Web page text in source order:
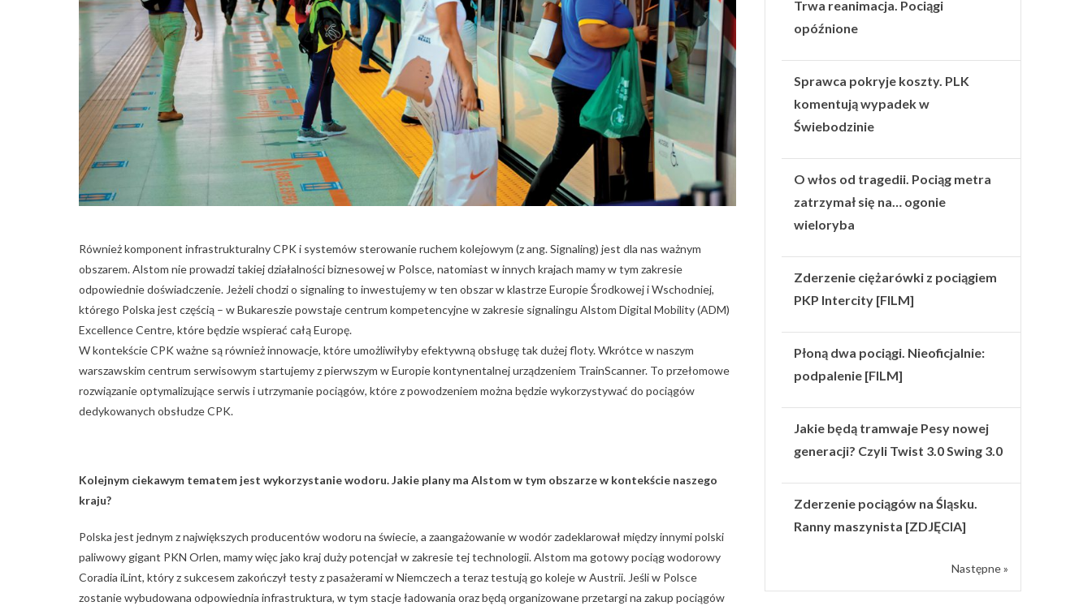
Również komponent infrastrukturalny CPK i systemów sterowanie ruchem kolejowym (z ang. Signaling) jest dla nas ważnym
obszarem. Alstom nie prowadzi takiej działalności biznesowej w Polsce, natomiast w innych krajach mamy w tym zakresie
odpowiednie doświadczenie. Jeżeli chodzi o signaling to inwestujemy w ten obszar w klastrze Europie Środkowej i Wschodniej,
którego Polska jest częścią – w Bukareszie powstaje centrum kompetencyjne w zakresie signalingu Alstom Digital Mobility (ADM)
Excellence Centre, które będzie wspierać całą Europę.
W kontekście CPK ważne są również innowacje, które umożliwiłyby efektywną obsługę tak dużej floty. Wkrótce w naszym
warszawskim centrum serwisowym startujemy z pierwszym w Europie kontynentalnej urządzeniem TrainScanner. To przełomowe
rozwiązanie optymalizujące serwis i utrzymanie pociągów, które z powodzeniem można będzie wykorzystywać do pociągów
dedykowanych obsłudze CPK.
Kolejnym ciekawym tematem jest wykorzystanie wodoru. Jakie plany ma Alstom w tym obszarze w kontekście naszego
kraju?
Polska jest jednym z największych producentów wodoru na świecie, a zaangażowanie w wodór zadeklarował między innymi polski
paliwowy gigant PKN Orlen, mamy więc jako kraj duży potencjał w zakresie tej technologii. Alstom ma gotowy pociąg wodorowy
Coradia iLint, który z sukcesem zakończył testy z pasażerami w Niemczech a teraz testują go koleje w Austrii. Jeśli w Polsce
zostanie wybudowana odpowiednia infrastruktura, w tym stacje ładowania oraz będą organizowane przetargi na zakup pociągów
Trwa reanimacja. Pociągi
opóźnione
Sprawca pokryje koszty. PLK
komentują wypadek w
Świebodzinie
O włos od tragedii. Pociąg metra
zatrzymał się na… ogonie
wieloryba
Zderzenie ciężarówki z pociągiem
PKP Intercity [FILM]
Płoną dwa pociągi. Nieoficjalnie:
podpalenie [FILM]
Jakie będą tramwaje Pesy nowej
generacji? Czyli Twist 3.0 Swing 3.0
Zderzenie pociągów na Śląsku.
Ranny maszynista [ZDJĘCIA]
Następne »